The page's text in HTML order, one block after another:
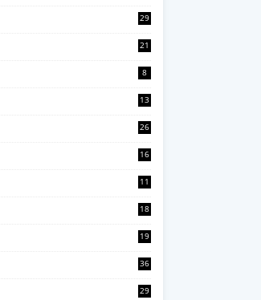
29
21
8
13
26
16
11
18
19
36
29